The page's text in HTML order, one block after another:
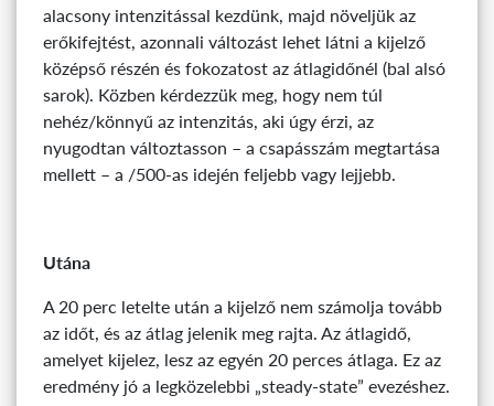
alacsony intenzitással kezdünk, majd növeljük az
erőkifejtést, azonnali változást lehet látni a kijelző
középső részén és fokozatost az átlagidőnél (bal alsó
sarok). Közben kérdezzük meg, hogy nem túl
nehéz/könnyű az intenzitás, aki úgy érzi, az
nyugodtan változtasson – a csapásszám megtartása
mellett – a /500-as idején feljebb vagy lejjebb.
Utána
A 20 perc letelte után a kijelző nem számolja tovább
az időt, és az átlag jelenik meg rajta. Az átlagidő,
amelyet kijelez, lesz az egyén 20 perces átlaga. Ez az
eredmény jó a legközelebbi „steady-state” evezéshez.